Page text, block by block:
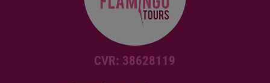
CVR: 38628119